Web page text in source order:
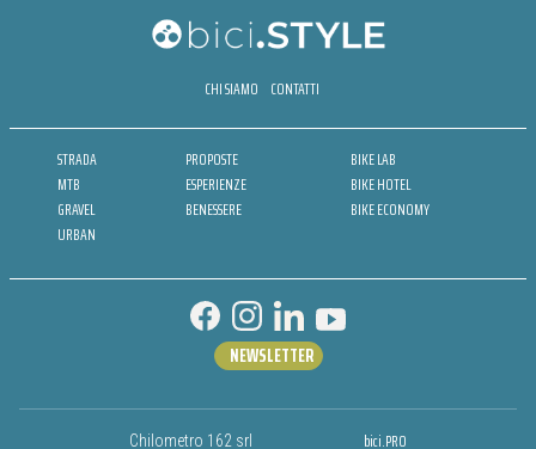
CHI SIAMO CONTATTI
STRADA
MTB
GRAVEL
URBAN
PROPOSTE
ESPERIENZE
BENESSERE
BIKE LAB
BIKE HOTEL
BIKE ECONOMY
Chilometro 162 srl bici.PRO
NEWSLETTER